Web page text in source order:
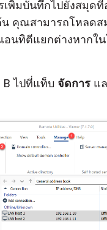
เพิ่มบันทึกไปยังสมุด
น คุณสามารถโหลด
อนทิตีแยกต่างหากใ
B ไปที่แท็บจัดการ แ